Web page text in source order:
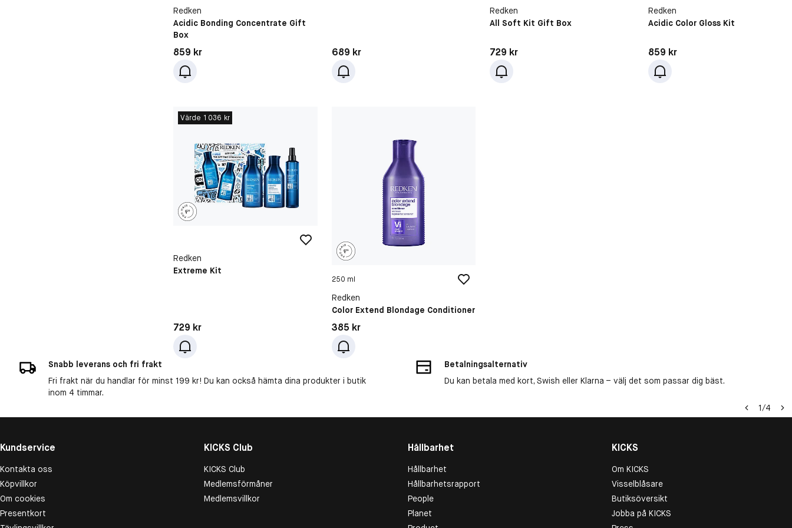
Redken
Acidic Bonding Concentrate Gift
Box
Pris: 859 kr
859 kr Pris: 689 kr
689 kr
Redken
All Soft Kit Gift Box
Pris: 729 kr
729 kr
Redken
Acidic Color Gloss Kit
Pris: 859 kr
859 kr
Värde 1 036 kr
Redken
Extreme Kit
Pris: 729 kr
729 kr
250 ml
Redken
Color Extend Blondage Conditioner
Pris: 385 kr
385 kr
Snabb leverans och fri frakt
Fri frakt när du handlar för minst 199 kr! Du kan också hämta dina produkter i butik
inom 4 timmar.
Betalningsalternativ
Du kan betala med kort, Swish eller Klarna – välj det som passar dig bäst.
1/4
Kundservice
Kontakta oss
Köpvillkor
Om cookies
Presentkort
KICKS Club
KICKS Club
Medlemsförmåner
Medlemsvillkor
Hållbarhet
Hållbarhet
Hållbarhetsrapport
People
Planet
KICKS
Om KICKS
Visselblåsare
Butiksöversikt
Jobba på KICKS